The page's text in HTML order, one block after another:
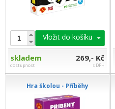
Vložit do košíku
skladem
dostupnost
269,- Kč
s DPH
Hra školou - Příběhy